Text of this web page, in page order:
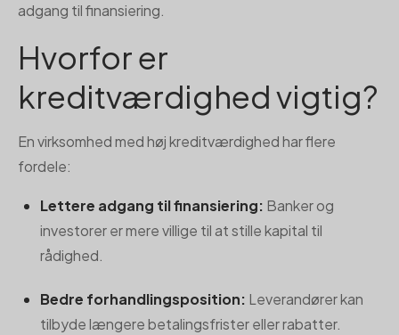
adgang til finansiering.
Hvorfor er
kreditværdighed vigtig?
En virksomhed med høj kreditværdighed har flere
fordele:
Lettere adgang til finansiering: Banker og
investorer er mere villige til at stille kapital til
rådighed.
Bedre forhandlingsposition: Leverandører kan
tilbyde længere betalingsfrister eller rabatter.